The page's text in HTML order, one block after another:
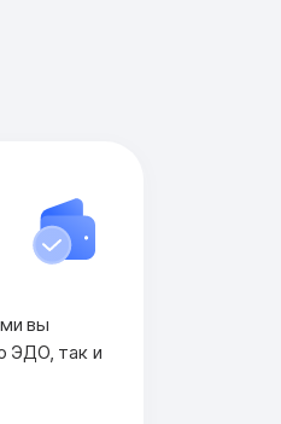
вы
ЭДО, так и